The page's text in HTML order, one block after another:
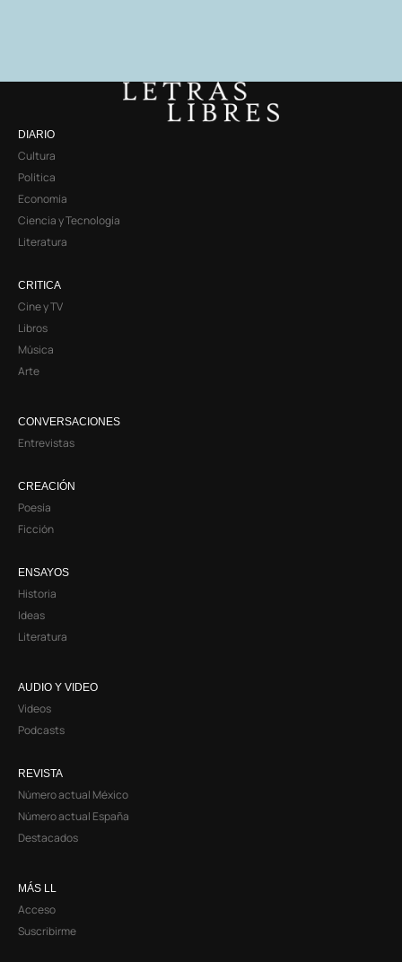
DIARIO
Cultura
Política
Economía
Ciencia y Tecnología
Literatura
CRITICA
Cine y TV
Libros
Música
Arte
CONVERSACIONES
Entrevistas
CREACIÓN
Poesía
Ficción
ENSAYOS
Historia
Ideas
Literatura
AUDIO Y VIDEO
Videos
Podcasts
REVISTA
Número actual México
Número actual España
Destacados
MÁS LL
Acceso
Suscribirme